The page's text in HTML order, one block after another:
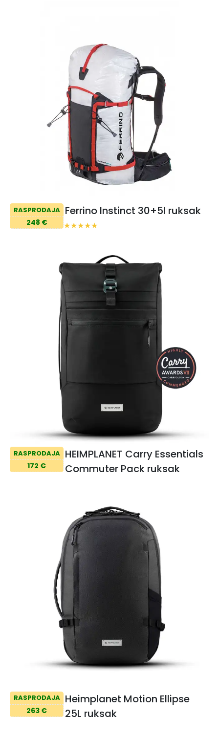
RASPRODAJA
248 €
Ferrino Instinct 30+5l ruksak
RASPRODAJA
172 €
HEIMPLANET Carry Essentials
Commuter Pack ruksak
RASPRODAJA
263 €
Heimplanet Motion Ellipse
25L ruksak